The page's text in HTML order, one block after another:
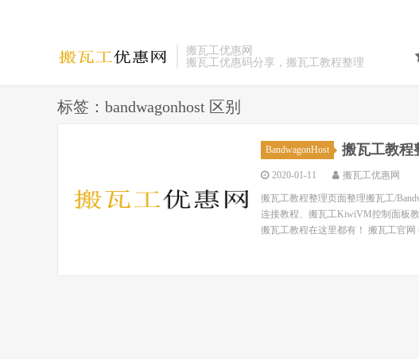
搬瓦工优惠网
搬瓦工优惠码分享，搬瓦工教程整理
标签：bandwagonhost 区别
BandwagonHost 搬瓦工教程
2020-01-11 搬瓦工优惠网
搬瓦工教程整理页面整理搬瓦工/
连接教程、搬瓦工KiwiVM控制面板
搬瓦工教程在这里都有！ 搬瓦工官网